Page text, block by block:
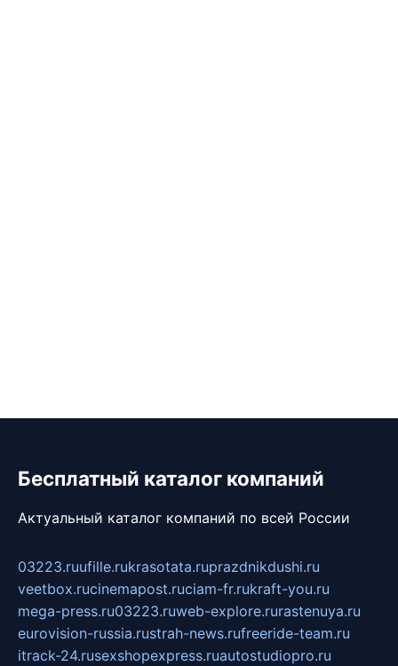
Бесплатный каталог компаний
Актуальный каталог компаний по всей России
03223.ruufille.rukrasotata.ruprazdnikdushi.ru
veetbox.rucinemapost.ruciam-fr.rukraft-you.ru
mega-press.ru03223.ruweb-explore.rurastenuya.ru
eurovision-russia.rustrah-news.rufreeride-team.ru
itrack-24.rusexshopexpress.ruautostudiopro.ru